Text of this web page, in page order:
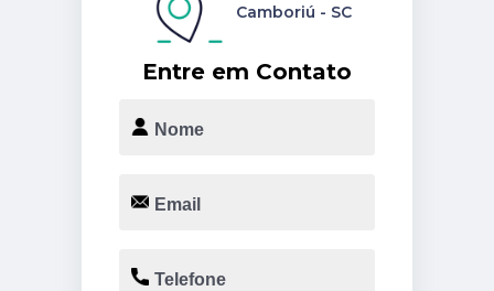
Entre em Contato
Camboriú - SC